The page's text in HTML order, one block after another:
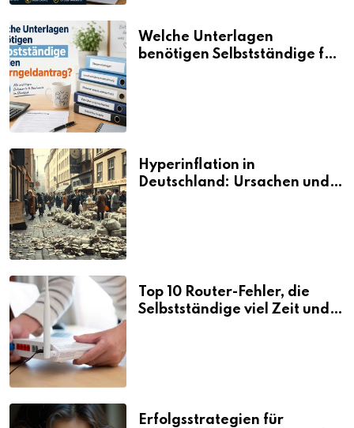
Welche Unterlagen
benötigen Selbstständige für
Hyperinflation in
Deutschland: Ursachen und
Top 10 Router-Fehler, die
Selbstständige viel Zeit und
Erfolgsstrategien für